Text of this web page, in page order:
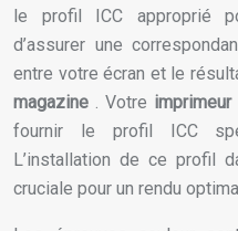
le profil ICC approprié
d’assurer une
entre votre écran et le
magazine. Votre
fournir le profil ICC
L’installation de ce profil
cruciale pour un rendu